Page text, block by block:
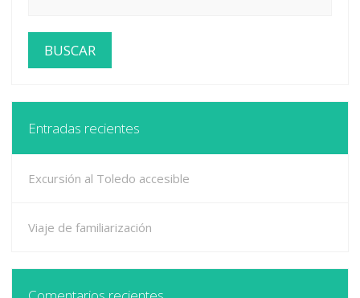
Entradas recientes
Excursión al Toledo accesible
Viaje de familiarización